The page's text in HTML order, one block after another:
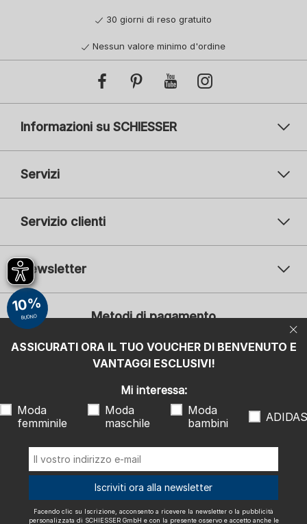
30 giorni di reso gratuito
Nessun valore minimo d'ordine
Informazioni su SCHIESSER
Servizi
Servizio clienti
Newsletter
Il vostro indirizzo e-mail
Iscrizione
Mi interessa:
Moda femminile
Moda maschile
ADIDAS
Facendo clic su Iscrizione, acconsento a ricevere la newsletter o la
pubblicità personalizzata di SCHIESSER GmbH e con la presente
"Newsletter". Posso revocare questo consenso in qualsiasi momento
con effetto futuro.
Metodi di pagamento
Spediamo con
ASSICURATI ORA IL TUO VOUCHER DI BENVENUTO E
VANTAGGI ESCLUSIVI!
10%
BUONO
Mi interessa:
Moda
femminile
Moda
maschile
Moda
bambini
ADIDAS
Iscriviti ora alla newsletter
Facendo clic su Iscrizione, acconsento a ricevere la newsletter o la pubblicità
personalizzata di SCHIESSER GmbH e con la presente osservo e accetto anche le